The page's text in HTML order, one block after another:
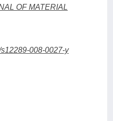
OF MATERIAL
008-0027-y